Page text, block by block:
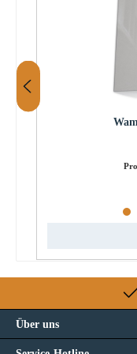
Über uns